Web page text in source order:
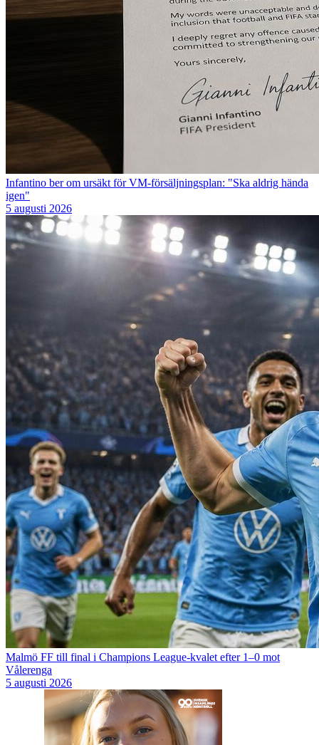
Infantino ber om ursäkt för VM-försäljningsplan: "Ska aldrig hända
igen"
5 augusti 2026
Malmö FF till final i Champions League-kvalet efter 1–0 mot
Vålerenga
5 augusti 2026